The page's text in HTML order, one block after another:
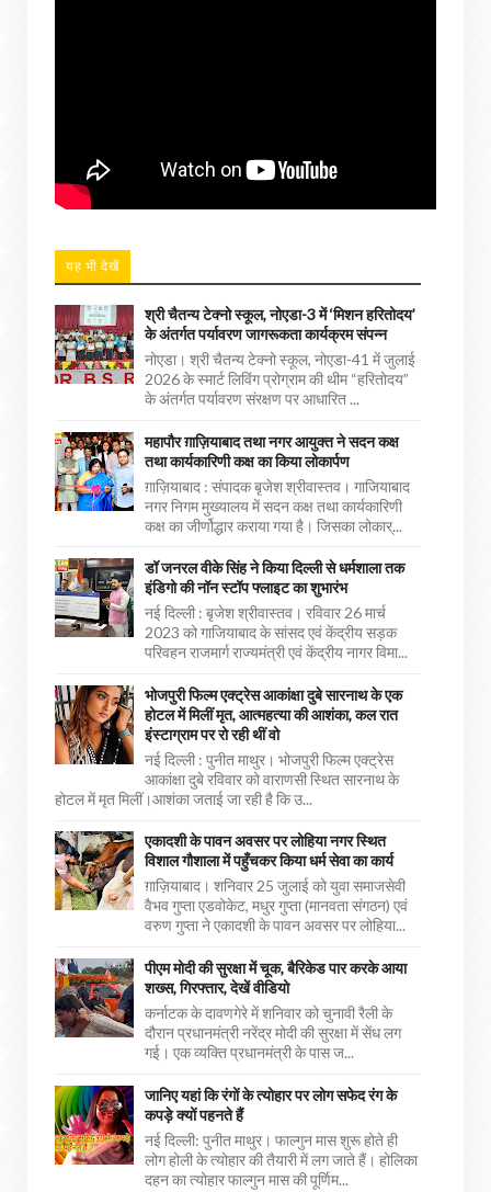
यह भी देखें
श्री चैतन्य टेक्नो स्कूल, नोएडा-3 में ‘मिशन हरितोदय’
के अंतर्गत पर्यावरण जागरूकता कार्यक्रम संपन्न
नोएडा। श्री चैतन्य टेक्नो स्कूल, नोएडा-41 में जुलाई
2026 के स्मार्ट लिविंग प्रोग्राम की थीम “हरितोदय”
के अंतर्गत पर्यावरण संरक्षण पर आधारित ...
महापौर ग़ाज़ियाबाद तथा नगर आयुक्त ने सदन कक्ष
तथा कार्यकारिणी कक्ष का किया लोकार्पण
ग़ाज़ियाबाद : संपादक बृजेश श्रीवास्तव। गाजियाबाद
नगर निगम मुख्यालय में सदन कक्ष तथा कार्यकारिणी
कक्ष का जीर्णोद्धार कराया गया है। जिसका लोकार्...
डॉ जनरल वीके सिंह ने किया दिल्ली से धर्मशाला तक
इंडिगो की नॉन स्टॉप फ्लाइट का शुभारंभ
नई दिल्ली : बृजेश श्रीवास्तव। रविवार 26 मार्च
2023 को गाजियाबाद के सांसद एवं केंद्रीय सड़क
परिवहन राजमार्ग राज्यमंत्री एवं केंद्रीय नागर विमा...
भोजपुरी फिल्म एक्ट्रेस आकांक्षा दुबे सारनाथ के एक
होटल में मिलीं मृत, आत्महत्या की आशंका, कल रात
इंस्टाग्राम पर रो रही थीं वो
नई दिल्ली : पुनीत माथुर। भोजपुरी फिल्म एक्ट्रेस
आकांक्षा दुबे रविवार को वाराणसी स्थित सारनाथ के
होटल में मृत मिलीं।आशंका जताई जा रही है कि उ...
एकादशी के पावन अवसर पर लोहिया नगर स्थित
विशाल गौशाला में पहुँचकर किया धर्म सेवा का कार्य
ग़ाज़ियाबाद। शनिवार 25 जुलाई को युवा समाजसेवी
वैभव गुप्ता एडवोकेट, मधुर गुप्ता (मानवता संगठन) एवं
वरुण गुप्ता ने एकादशी के पावन अवसर पर लोहिया...
पीएम मोदी की सुरक्षा में चूक, बैरिकेड पार करके आया
शख्स, गिरफ्तार, देखें वीडियो
कर्नाटक के दावणगेरे में शनिवार को चुनावी रैली के
दौरान प्रधानमंत्री नरेंद्र मोदी की सुरक्षा में सेंध लग
गई। एक व्यक्ति प्रधानमंत्री के पास ज...
जानिए यहां कि रंगों के त्योहार पर लोग सफेद रंग के
कपड़े क्यों पहनते हैं
नई दिल्ली: पुनीत माथुर। फाल्गुन मास शुरू होते ही
लोग होली के त्योहार की तैयारी में लग जाते हैं। होलिका
दहन का त्योहार फाल्गुन मास की पूर्णिम...